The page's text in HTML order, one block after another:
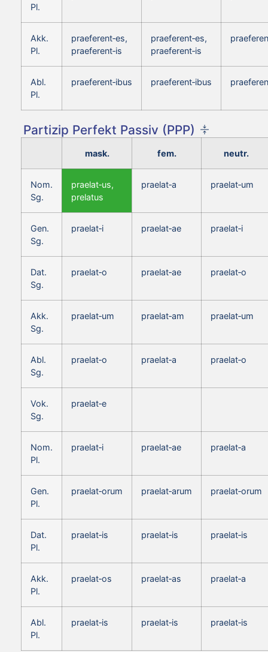
Pl.
Akk.
Pl.
praeferent‑es,
praeferent‑is
praeferent‑es,
praeferent‑is
Abl.
Pl.
praeferent‑ibus praeferent‑ibus
Partizip Perfekt Passiv (PPP)
mask. fem. neutr.
Nom.
Sg.
praelat‑us,
prelatus
praelat‑a praelat‑um
Gen.
Sg.
praelat‑i praelat‑ae praelat‑i
Dat.
Sg.
praelat‑o praelat‑ae praelat‑o
Akk.
Sg.
praelat‑um praelat‑am praelat‑um
Abl.
Sg.
praelat‑o praelat‑a praelat‑o
Vok.
Sg.
praelat‑e
Nom.
Pl.
praelat‑i praelat‑ae praelat‑a
Gen.
Pl.
praelat‑orum praelat‑arum praelat‑orum
Dat.
Pl.
praelat‑is praelat‑is praelat‑is
Akk.
Pl.
praelat‑os praelat‑as praelat‑a
Abl.
Pl.
praelat‑is praelat‑is praelat‑is